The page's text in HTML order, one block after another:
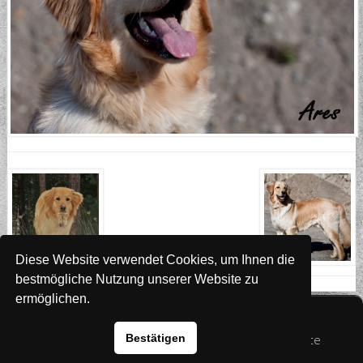
© 2026 Australian Shepherd - Hovawart - Zuchtstätte
Diese Website verwendet Cookies, um Ihnen die
bestmögliche Nutzung unserer Website zu
ermöglichen.
Bestätigen